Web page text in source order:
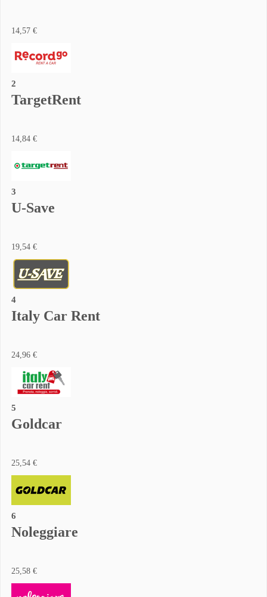
14,57 €
2
TargetRent
14,84 €
3
U-Save
19,54 €
4
Italy Car Rent
24,96 €
5
Goldcar
25,54 €
6
Noleggiare
25,58 €